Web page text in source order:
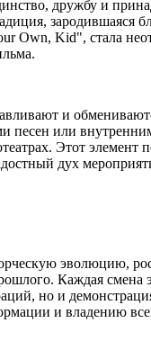
дружбу и
зародившаяся
Own, Kid", стала
и
песен или
Этот элемент
дух
эволюцию,
Каждая смена
но и
и владению